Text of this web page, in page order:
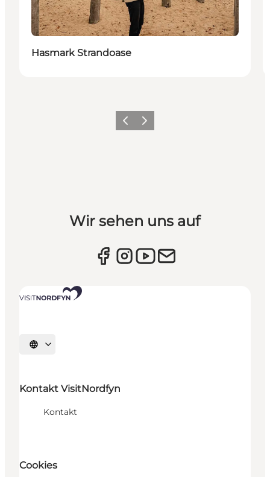
Hasmark Strandoase
Vorherige Folie
Nächste Folie
Wir sehen uns auf
Sprache auswählen
Kontakt VisitNordfyn
Kontakt
Cookies